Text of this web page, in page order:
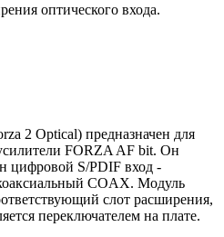
оптического входа.
2 Optical) предназначен для
FORZA AF bit. Он
цифровой S/PDIF вход -
COAX. Модуль
слот расширения,
переключателем на плате.